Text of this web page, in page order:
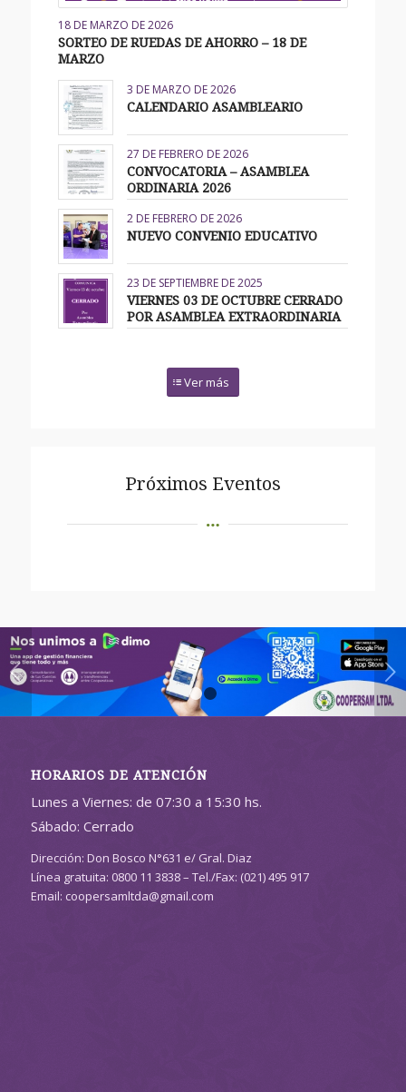
18 DE MARZO DE 2026
SORTEO DE RUEDAS DE AHORRO – 18 DE
MARZO
3 DE MARZO DE 2026
CALENDARIO ASAMBLEARIO
27 DE FEBRERO DE 2026
CONVOCATORIA – ASAMBLEA
ORDINARIA 2026
2 DE FEBRERO DE 2026
NUEVO CONVENIO EDUCATIVO
23 DE SEPTIEMBRE DE 2025
VIERNES 03 DE OCTUBRE CERRADO
POR ASAMBLEA EXTRAORDINARIA
Ver más
Próximos Eventos
Posterior
1
HORARIOS DE ATENCIÓN
Lunes a Viernes: de 07:30 a 15:30 hs.
Sábado: Cerrado
Dirección: Don Bosco N°631 e/ Gral. Diaz
Línea gratuita: 0800 11 3838 – Tel./Fax: (021) 495 917
Email: coopersamltda@gmail.com